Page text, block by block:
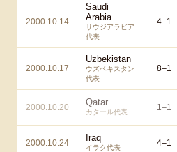
2000.10.14
Saudi
Arabia
サウジアラビア
代表
4–1
2000.10.17
Uzbekistan
ウズベキスタン
代表
8–1
2000.10.20 Qatar
カタール代表 1–1
2000.10.24 Iraq
イラク代表 4–1